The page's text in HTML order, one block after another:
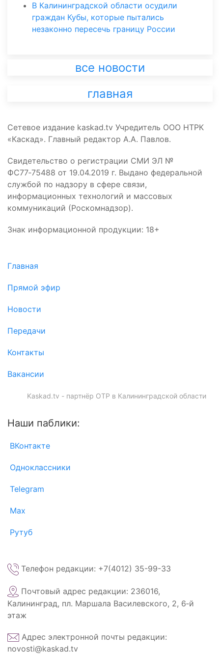
В Калининградской области осудили
граждан Кубы, которые пытались
незаконно пересечь границу России
все новости
главная
Сетевое издание kaskad.tv Учредитель ООО НТРК
«Каскад». Главный редактор А.А. Павлов.
Свидетельство о регистрации СМИ ЭЛ №
ФС77‑75488 от 19.04.2019 г. Выдано федеральной
службой по надзору в сфере связи,
информационных технологий и массовых
коммуникаций (Роскомнадзор).
Знак информационной продукции: 18+
Главная
Прямой эфир
Новости
Передачи
Контакты
Вакансии
Kaskad.tv - партнёр ОТР в Калининградской области
Наши паблики:
ВКонтакте
Одноклассники
Telegram
Max
Рутуб
Телефон редакции: +7(4012) 35-99-33
Почтовый адрес редакции: 236016,
Калининград, пл. Маршала Василевского, 2, 6‑й
этаж
Адрес электронной почты редакции:
novosti@kaskad.tv